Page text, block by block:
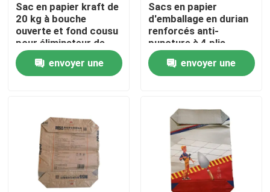
Maison
Au sujet de nous
Visite d'usine
Sac en papier kraft de
20 kg à bouche
ouverte et fond cousu
pour éliminateur de
scories, collecteur de
scories, emballage de
scories de fonderie,
envoyer une
Sacs en papier
d'emballage en durian
renforcés anti-
puncture à 4 plis
envoyer une